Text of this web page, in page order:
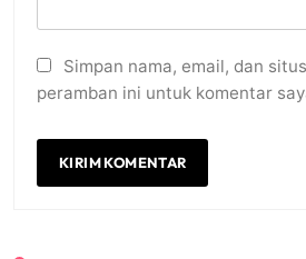
Simpan nama, email, dan
peramban ini untuk komentar